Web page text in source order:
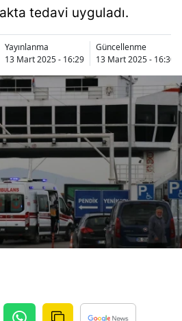
Bilecik
Bingöl
Bitlis
Bolu
Burdur
Bursa
Çanakkale
Çankırı
Çorum
Diyarbakır
tedavi uyguladı.
Yayınlanma
13 Mart 2025 - 16:29
Güncellenme
13 Mart 2025 - 16:30